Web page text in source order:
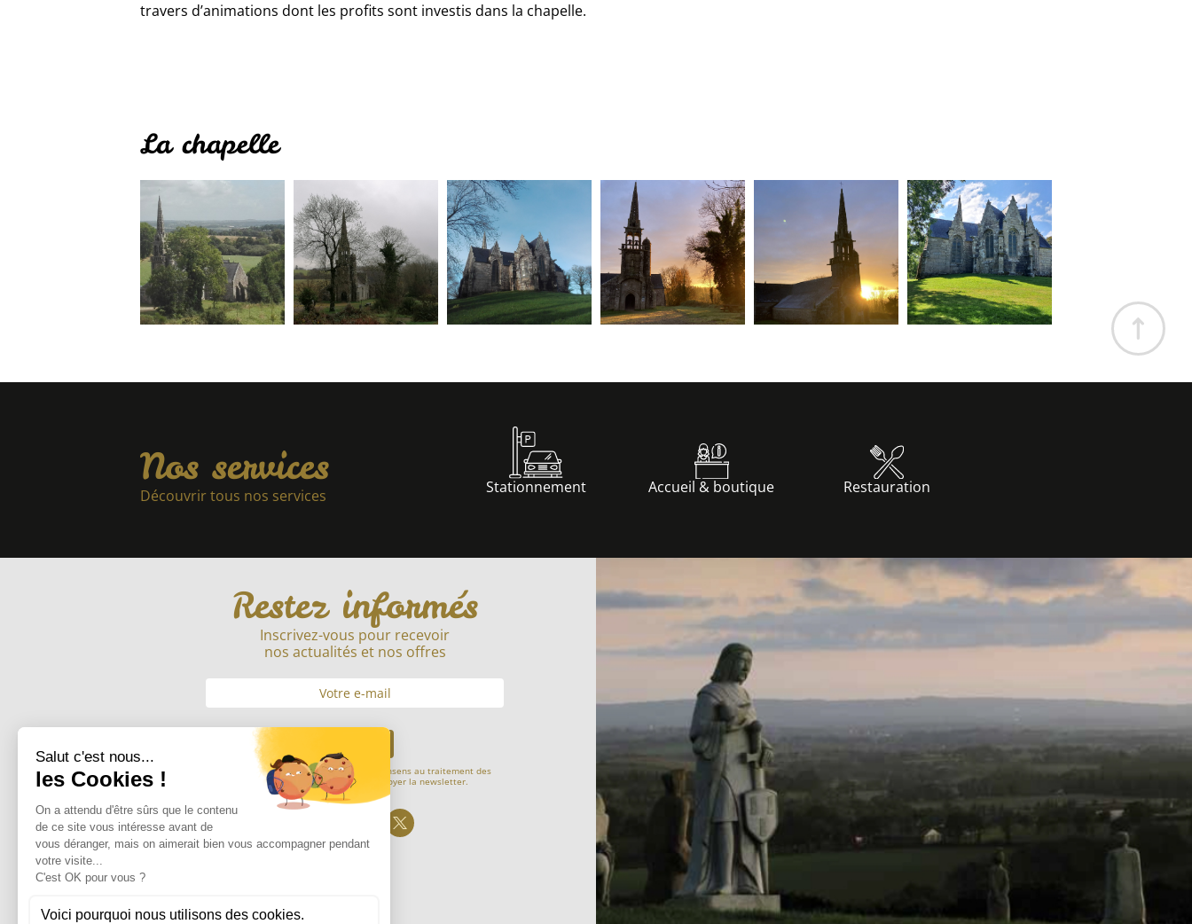
travers d’animations dont les profits sont investis dans la chapelle.
La chapelle
Nos services
Découvrir tous nos services Stationnement Accueil & boutique Restauration
Restez informés
Inscrivez-vous pour recevoir
nos actualités et nos offres
En soumettant mon adresse mail, je consens au traitement des
informations saisies afin de m’envoyer la newsletter.